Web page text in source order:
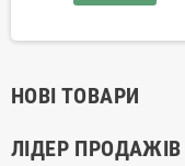
НОВІ ТОВАРИ
ЛІДЕР ПРОДАЖІВ